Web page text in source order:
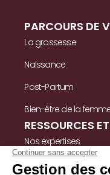
PARCOURS DE
La grossesse
Naissance
Post-Partum
Bien-être de la
RESSOURCES
Nos expertises
Nos ressources